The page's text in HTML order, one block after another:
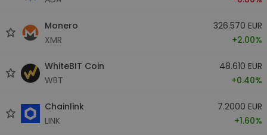
Monero
XMR
326.570 EUR
+2.00%
WhiteBIT Coin
WBT
48.610 EUR
+0.40%
Chainlink
LINK
7.2000 EUR
+1.60%